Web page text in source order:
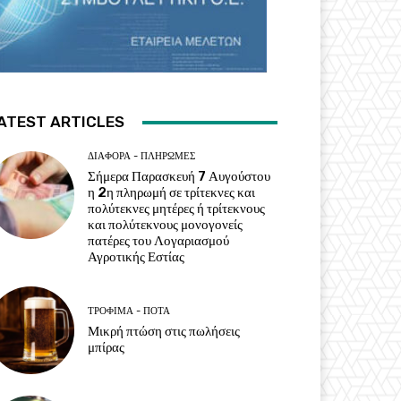
ARTICLES
ΔΙΆΦΟΡΑ - ΠΛΗΡΩΜΈΣ
Σήμερα Παρασκευή 7 Αυγούστου
η 2η πληρωμή σε τρίτεκνες και
πολύτεκνες μητέρες ή τρίτεκνους
και πολύτεκνους μονογονείς
πατέρες του Λογαριασμού
Αγροτικής Εστίας
ΤΡΌΦΙΜΑ - ΠΟΤΆ
Μικρή πτώση στις πωλήσεις
μπίρας